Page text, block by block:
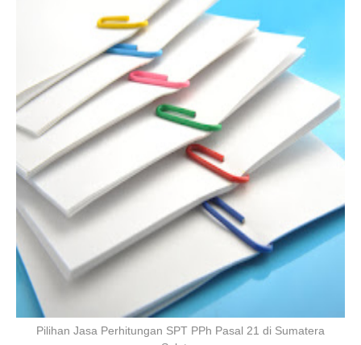
Pilihan Jasa Perhitungan SPT PPh Pasal 21 di Sumatera